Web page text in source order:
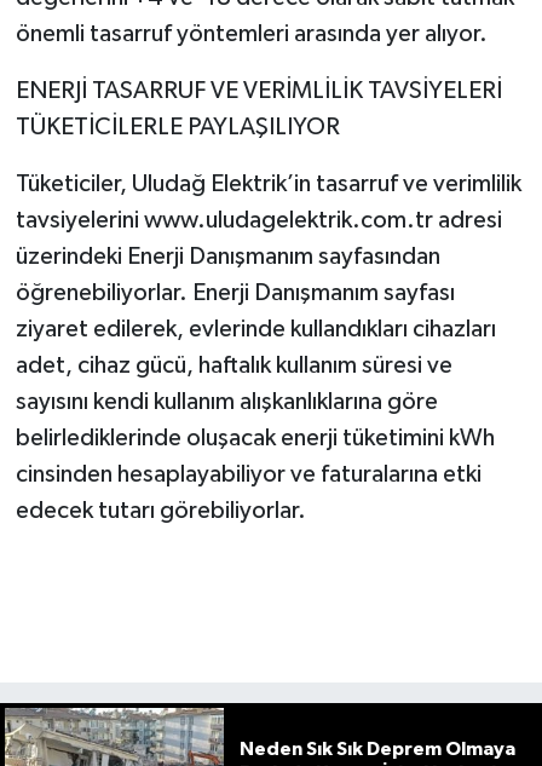
önemli tasarruf yöntemleri arasında yer alıyor.
ENERJİ TASARRUF VE VERİMLİLİK TAVSİYELERİ
TÜKETİCİLERLE PAYLAŞILIYOR
Tüketiciler, Uludağ Elektrik’in tasarruf ve verimlilik
tavsiyelerini www.uludagelektrik.com.tr adresi
üzerindeki Enerji Danışmanım sayfasından
öğrenebiliyorlar. Enerji Danışmanım sayfası
ziyaret edilerek, evlerinde kullandıkları cihazları
adet, cihaz gücü, haftalık kullanım süresi ve
sayısını kendi kullanım alışkanlıklarına göre
belirlediklerinde oluşacak enerji tüketimini kWh
cinsinden hesaplayabiliyor ve faturalarına etki
edecek tutarı görebiliyorlar.
Neden Sık Sık Deprem Olmaya